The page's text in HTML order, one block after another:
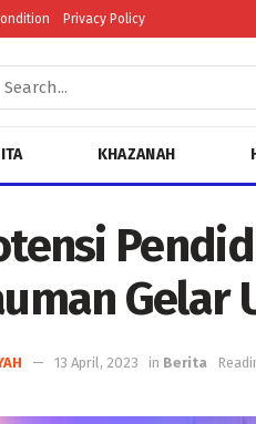
Privacy Policy
KHAZANAH
Gelar
13 April, 2023 in Berita